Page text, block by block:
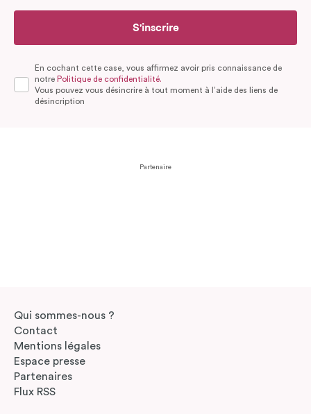
S'inscrire
En cochant cette case, vous affirmez avoir pris connaissance de
notre Politique de confidentialité.
Vous pouvez vous désincrire à tout moment à l’aide des liens de
désincription
Partenaire
Qui sommes-nous ?
Contact
Mentions légales
Espace presse
Partenaires
Flux RSS